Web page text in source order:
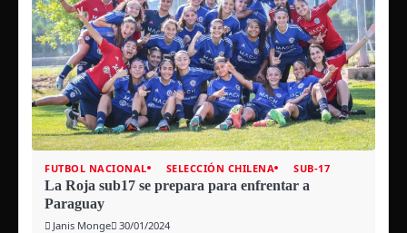
FUTBOL NACIONAL SELECCIÓN CHILENA SUB-17
La Roja sub17 se prepara para enfrentar a
Paraguay
Janis Monge 30/01/2024